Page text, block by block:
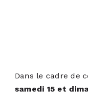
Dans le cadre de
samedi 15 et